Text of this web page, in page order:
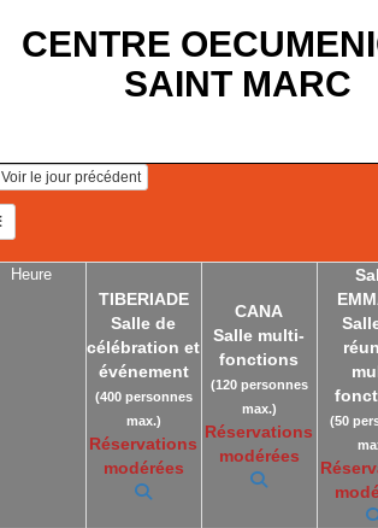
CENTRE
SAINT MARC
Voir le jour précédent
Heure
TIBERIADE
Salle de
célébration et
événement
(400 personnes
max.)
Réservations
modérées
CANA
Salle multi-
fonctions
(120 personnes
max.)
Réservations
modérées
(50